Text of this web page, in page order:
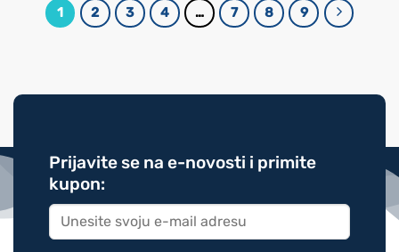
1 2 3 4 … 7 8 9
Prijavite se na e-novosti i primite
kupon: